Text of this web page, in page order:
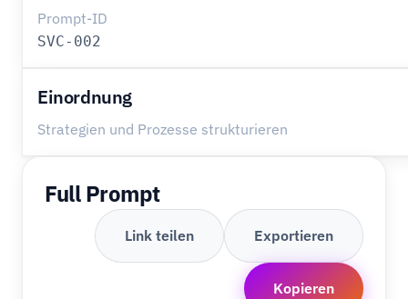
Prompt-ID
SVC-002
Einordnung
Strategien und Prozesse strukturieren
Full Prompt
Link teilen Exportieren
Kopieren